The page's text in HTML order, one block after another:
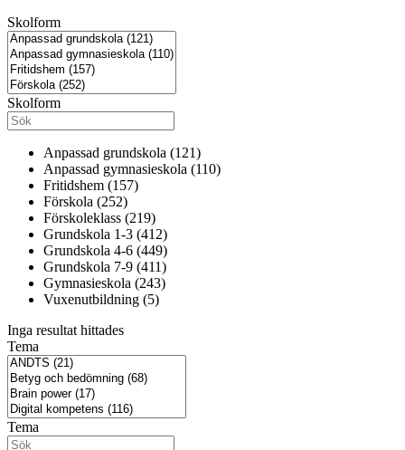
Skolform
Skolform
Anpassad grundskola (121)
Anpassad gymnasieskola (110)
Fritidshem (157)
Förskola (252)
Förskoleklass (219)
Grundskola 1-3 (412)
Grundskola 4-6 (449)
Grundskola 7-9 (411)
Gymnasieskola (243)
Vuxenutbildning (5)
Inga resultat hittades
Tema
Tema